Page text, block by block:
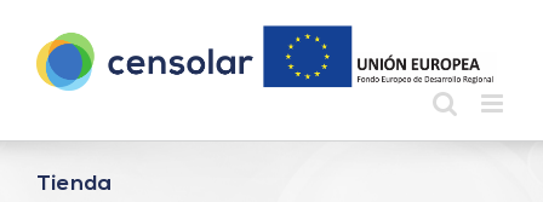
contenido
Tienda